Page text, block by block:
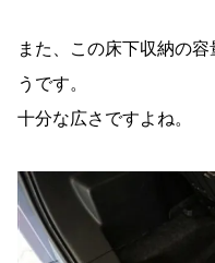
また、この床下収納の
うです。
十分な広さですよね。